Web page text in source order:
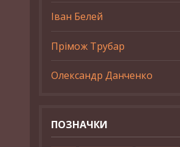
Іван Белей
Прімож Трубар
Олександр Данченко
ПОЗНАЧКИ